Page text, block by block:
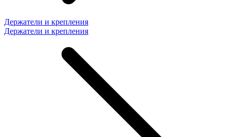
Держатели и крепления
Держатели и крепления